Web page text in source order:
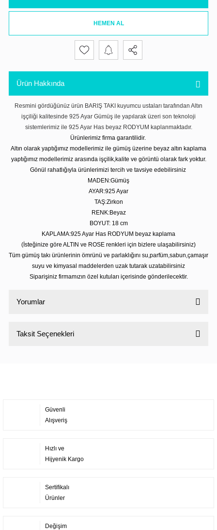
HEMEN AL
Ürün Hakkında
Resmini gördüğünüz ürün BARIŞ TAKI kuyumcu ustaları tarafından Altın
işçiliği kalitesinde 925 Ayar Gümüş ile yapılarak üzeri son teknoloji
sistemlerimiz ile 925 Ayar Has beyaz RODYUM kaplanmaktadır.
Ürünlerimiz firma garantilidir.
Altın olarak yaptığımız modellerimiz ile gümüş üzerine beyaz altın kaplama
yaptığımız modellerimiz arasında işçilik,kalite ve görüntü olarak fark yoktur.
Gönül rahatlığıyla ürünlerimizi tercih ve tavsiye edebilirsiniz
MADEN:Gümüş
AYAR:925 Ayar
TAŞ:Zirkon
RENK:Beyaz
BOYUT: 18 cm
KAPLAMA:925 Ayar Has RODYUM beyaz kaplama
(İsteğinize göre ALTIN ve ROSE renkleri için bizlere ulaşabilirsiniz)
Tüm gümüş takı ürünlerinin ömrünü ve parlaklığını su,parfüm,sabun,çamaşır
suyu ve kimyasal maddelerden uzak tutarak uzatabilirsiniz
Siparişiniz firmamızın özel kutuları içerisinde gönderilecektir.
Yorumlar
Taksit Seçenekleri
Güvenli
Alışveriş
Hızlı ve
Hijyenik Kargo
Sertifikalı
Ürünler
Değişim